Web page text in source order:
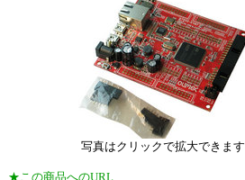
写真はクリックで拡大できます
★この商品へのURL